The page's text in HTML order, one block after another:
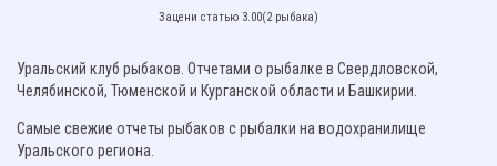
Зацени статью 3.00(2 рыбака)
Уральский клуб рыбаков. Отчетами о рыбалке в Свердловской,
Челябинской, Тюменской и Курганской области и Башкирии.
Самые свежие отчеты рыбаков с рыбалки на водохранилище
Уральского региона.